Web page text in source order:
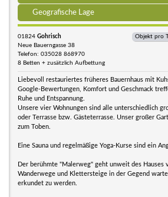
Geografische Lage
01824 Gohrisch
Neue Bauerngasse 38
Telefon: 035028 868970
8 Betten + zusätzlich Aufbettung
Objekt pro
Liebevoll restauriertes früheres Bauernhaus mit
Google-Bewertungen, Komfort und Geschmack
Ruhe und Entspannung.
Unsere vier Wohnungen sind alle unterschiedlich
oder Terrasse bzw. Gästeterrasse. Unser großer
zum Toben.
Eine Sauna und regelmäßige Yoga-Kurse sind ein
Der berühmte "Malerweg" geht unweit des Hauses
Wanderwege und Klettersteige in der Gegend
erkundet zu werden.